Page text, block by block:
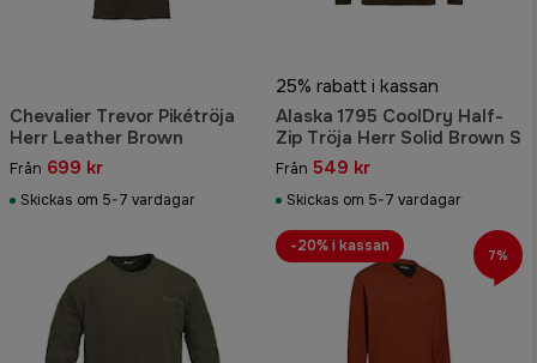
Chevalier Trevor Pikétröja
Herr Leather Brown
Från 699 kr
Skickas om 5-7 vardagar
25% rabatt i kassan
Alaska 1795 CoolDry Half-
Zip Tröja Herr Solid Brown S
Från 549 kr
Skickas om 5-7 vardagar
-20% i kassan 7%